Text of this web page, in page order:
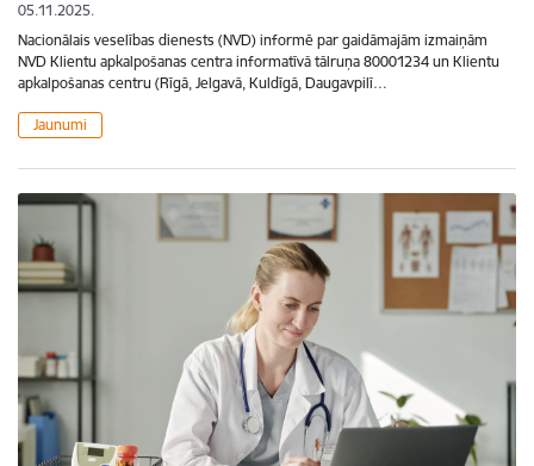
05.11.2025.
Nacionālais veselības dienests (NVD) informē par gaidāmajām izmaiņām
NVD Klientu apkalpošanas centra informatīvā tālruņa 80001234 un Klientu
apkalpošanas centru (Rīgā, Jelgavā, Kuldīgā, Daugavpilī…
Jaunumi